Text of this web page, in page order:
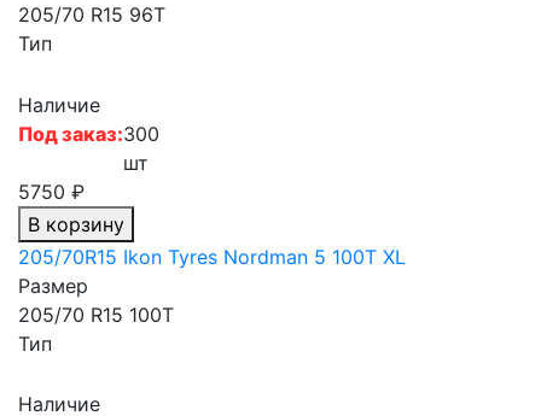
205/70 R15 96T
Тип
Наличие
Под заказ:300
шт
5750 ₽
В корзину
205/70R15 Ikon Tyres Nordman 5 100T XL
Размер
205/70 R15 100T
Тип
Наличие